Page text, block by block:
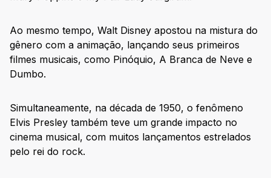
Ao mesmo tempo, Walt Disney apostou na mistura do
gênero com a animação, lançando seus primeiros
filmes musicais, como Pinóquio, A Branca de Neve e
Dumbo.
Simultaneamente, na década de 1950, o fenômeno
Elvis Presley também teve um grande impacto no
cinema musical, com muitos lançamentos estrelados
pelo rei do rock.